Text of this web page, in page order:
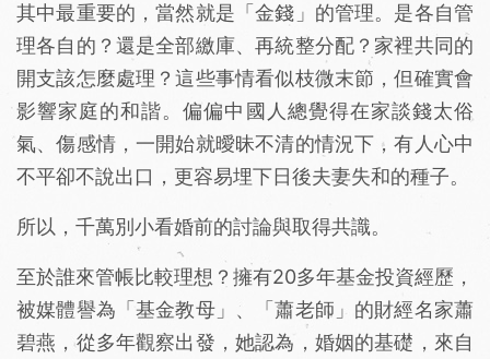
其中最重要的，當然就是「金錢」的管理。是各自管
理各自的？還是全部繳庫、再統整分配？家裡共同的
開支該怎麼處理？這些事情看似枝微末節，但確實會
影響家庭的和諧。偏偏中國人總覺得在家談錢太俗
氣、傷感情，一開始就曖昧不清的情況下，有人心中
不平卻不說出口，更容易埋下日後夫妻失和的種子。
所以，千萬別小看婚前的討論與取得共識。
至於誰來管帳比較理想？擁有20多年基金投資經歷，
被媒體譽為「基金教母」、「蕭老師」的財經名家蕭
碧燕，從多年觀察出發，她認為，婚姻的基礎，來自